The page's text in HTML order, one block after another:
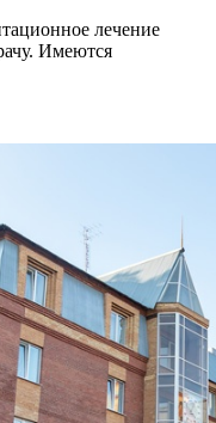
лечение
Имеются